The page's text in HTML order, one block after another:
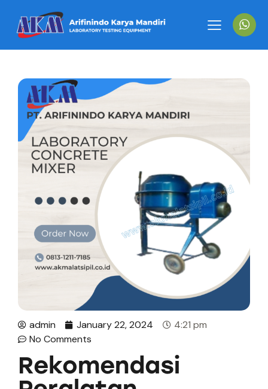
admin January 22, 2024
4:21 pm
No Comments
Rekomendasi